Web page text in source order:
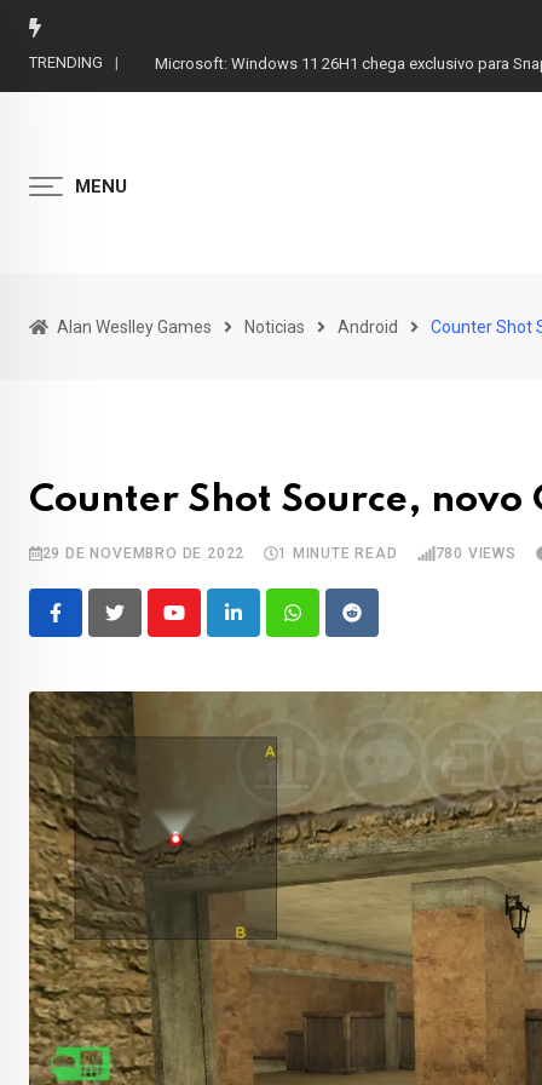
Skip
TRENDING Fortnite: Pets Sidekicks causam polêmica e Epic abre
MENU
Alan Weslley Games Noticias Android Counter Shot
Counter Shot Source,
29 DE NOVEMBRO DE 2022 1 MINUTE READ 780 VIEWS
YoutubeLinkedInWhatsappReddit